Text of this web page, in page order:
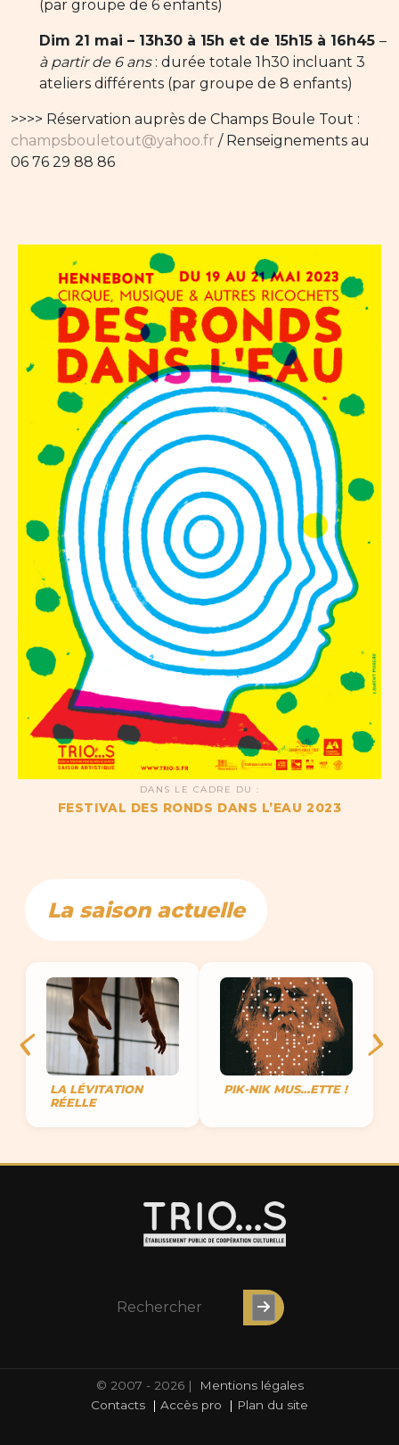
(par groupe de 6 enfants)
Dim 21 mai – 13h30 à 15h et de 15h15 à 16h45 –
à partir de 6 ans : durée totale 1h30 incluant 3
ateliers différents (par groupe de 8 enfants)
>>>> Réservation auprès de Champs Boule Tout :
champsbouletout@yahoo.fr / Renseignements au
06 76 29 88 86
DANS LE CADRE DU :
FESTIVAL DES RONDS DANS L’EAU 2023
La saison actuelle
LA LÉVITATION
RÉELLE
PIK-NIK MUS…ETTE !
© 2007 - 2026 |
Mentions légales
Contacts
| Accès pro | Plan du site